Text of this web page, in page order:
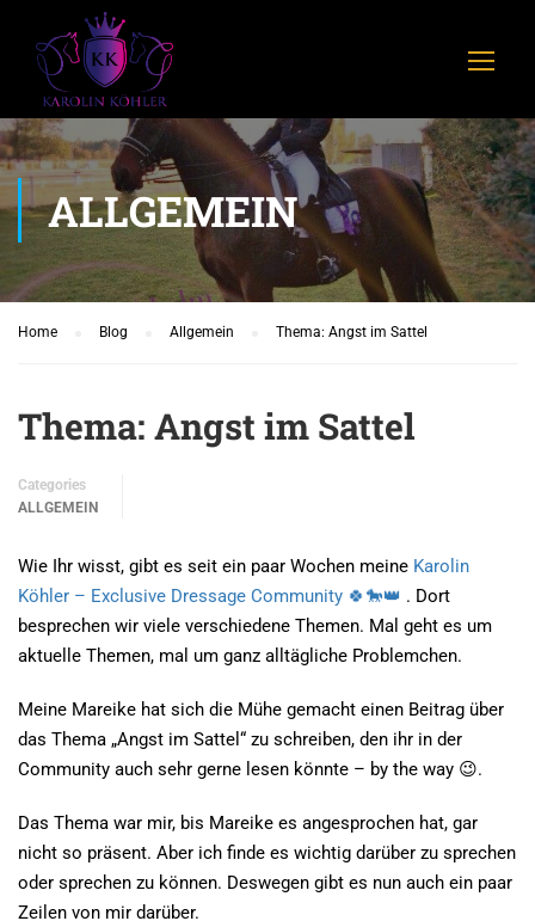
ALLGEMEIN
Home Blog Allgemein Thema: Angst im Sattel
Thema: Angst im Sattel
Categories
ALLGEMEIN
Wie Ihr wisst, gibt es seit ein paar Wochen meine Karolin
Köhler – Exclusive Dressage Community 🍀🐎👑 . Dort
besprechen wir viele verschiedene Themen. Mal geht es um
aktuelle Themen, mal um ganz alltägliche Problemchen.
Meine Mareike hat sich die Mühe gemacht einen Beitrag über
das Thema „Angst im Sattel“ zu schreiben, den ihr in der
Community auch sehr gerne lesen könnte – by the way 😉.
Das Thema war mir, bis Mareike es angesprochen hat, gar
nicht so präsent. Aber ich finde es wichtig darüber zu sprechen
oder sprechen zu können. Deswegen gibt es nun auch ein paar
Zeilen von mir darüber.